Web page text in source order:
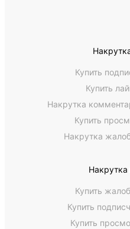
Купить
Купить
Накрутка
Купить
Накрутка
Накрутка
Купить
Купить
Купить